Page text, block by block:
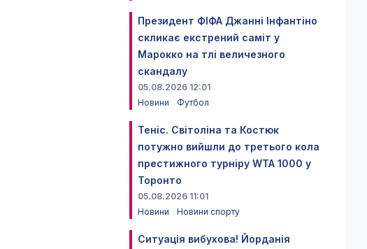
Президент ФІФА Джанні Інфантіно
скликає екстрений саміт у
Марокко на тлі величезного
скандалу
05.08.2026 12:01
Новини
Футбол
Теніс. Світоліна та Костюк
потужно вийшли до третього кола
престижного турніру WTA 1000 у
Торонто
05.08.2026 11:01
Новини
Новини спорту
Ситуація вибухова! Йорданія